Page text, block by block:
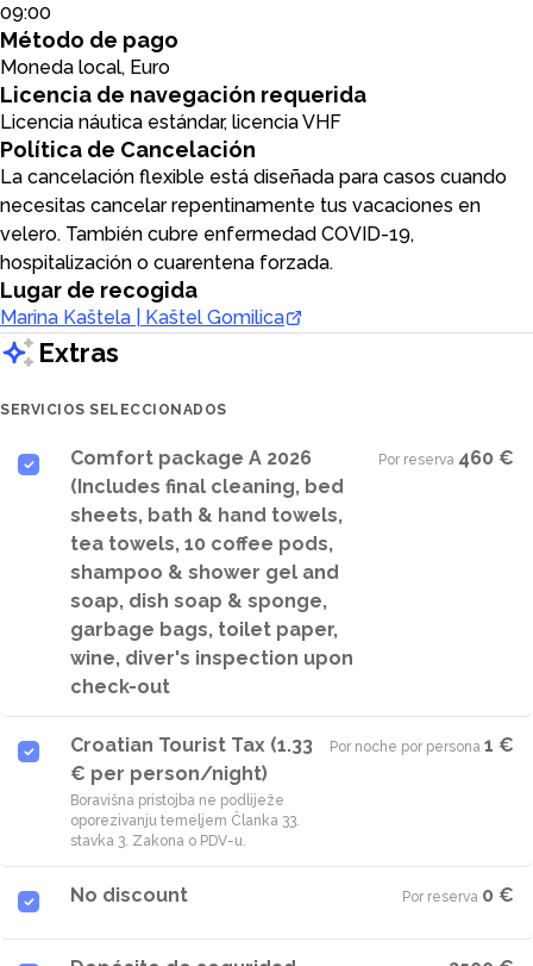
09:00
Método de pago
Moneda local, Euro
Licencia de navegación requerida
Licencia náutica estándar, licencia VHF
Política de Cancelación
La cancelación flexible está diseñada para casos cuando
necesitas cancelar repentinamente tus vacaciones en
velero. También cubre enfermedad COVID-19,
hospitalización o cuarentena forzada.
Lugar de recogida
Marina Kaštela | Kaštel Gomilica
Extras
SERVICIOS SELECCIONADOS
Comfort package A 2026
(Includes final cleaning, bed
sheets, bath & hand towels,
tea towels, 10 coffee pods,
shampoo & shower gel and
soap, dish soap & sponge,
garbage bags, toilet paper,
wine, diver's inspection upon
check-out
Por reserva·460 €
Croatian Tourist Tax (1.33
€ per person/night)
Boravišna pristojba ne podliježe
oporezivanju temeljem Članka 33.
stavka 3. Zakona o PDV-u.
Por noche por persona·1 €
No discount Por reserva·0 €